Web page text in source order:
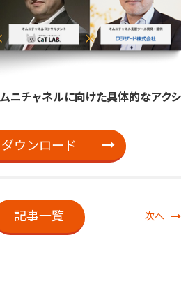
ニチャネルに向けた具体的なアクシ
ダウンロード
記事一覧 次へ